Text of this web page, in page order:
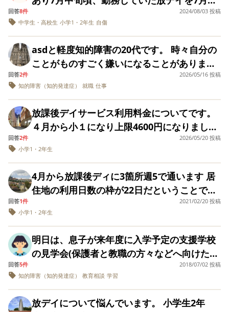
い、ということではあるのですが…） ただ、
家での学習を見ているとやはり本格的に学習
が始まってくると理解が難しい場面が増えて
くるのではないか？と感じることが多いで
す。 例：問題の文章の理解力、問題が変わっ
ても前の問題の問いを答えようとするなど…
この課題は放課後等デイサービスとは共有し
ており、フォローはいただいている状態です
が、ケース会議や訪問支援で学校の担任や通
級担当の先生と共有したほうがいいのか？そ
の場合行うタイミングは夏休み前？二学期が
ろ、あまりにも授業についていけなくなりそ
うな見立てであれば支援級も視野に入れたい
な…と思いそこ含めて学校と放課後デイとの
連携を取りたいと言う思いもあります。 もし
実際に同じように通級在籍で利用された方が
いらっしゃったら体験談をお聞きしたいなと
思います。
付いて行くのは負担が大きいとは伝えていま
すが、普通学級の為、宿題の量を減らす等の
は、公文の先生に言って、国語が算数かのど
ちらか一冊を一日にすることにしました。 私
も塾ではないのは重々承知しているのです
が、放課後等デイサービスの先生は宿題の見
直しをして下さらないものなのでしょうか。
私が見れたら一番なのですが、片親の為、遅
くまで働かなくてはいけないこともあり、帰
ってから見直し、長男に訂正させるとなった
らものすごく遅い時間、もしくは朝の慌ただ
しい時間になってしまい長男も嫌がるし、負
担になります。 その事をお伝えしたのです
が、勉強よりも大事なものがある、土台？か
れました。 それはそれで分かるのですが、せ
っかくした宿題をチェックしていただくのも
無理なのでしょうか。 クラスのみんなに付い
て行くのは難しくても、放課後等デイサービ
スでは勉強の面でのフォローは全くないもの
なのでしょうか。 土日も勉強だけでなくいろ
お子さんに伝えて欲しいとも言われました。
一時的には状況は落ち着いていたそうなので
すが、サッカー大会が近づくにつれまた状況
が悪化してしまい、嫌なことをされて言いた
くてもキレるから言えなかったそうです。 ま
た、昨日学校で珍しく宿題や筆記用具の忘れ
物をし、デイで気づいて先生に相談したとこ
自分でなんとかしなさいと言われ、放置され
たそうです。 さらに他害する子がキレて他の
子の首を絞める出来事も重なり、サッカー大
会も怖いから行かない、デイは一旦休むかや
めたいと言ってきました。 私はそのデイに不
信感も強く、早く辞めさせたいです。 ただ暫
く休みたいと昨夜連絡したところ、息子と二
人で話したいと言われ、泣きながら戻ってき
て休むのか辞めるか悩んでいます。 本人の気
持ちも大事にしたいし、でも改善の余地は無
い…どうしてあげたら、なんて声をかけたら
いいのか… また、スポーツ療育を採り入れて
区のため、もう次に向けて動いてもいいので
ないか？ ・家ではなんでも知ってた！言って
ないことにして！と教えてもらうことに抵抗
が許せば上記の感じのことを聞けたらと思っ
ていますが、ほかに確認すべきこと等ありま
すでしょうか？
あるので早く帰ってきてしまうと、ホントに
バタバタです💦 皆様のデイもこんなものです
か…？
だよ！」 「そこはちょっとおかしい施設だと
思う！」 そういったアドバイスをお願いしま
す。 【状況】 今年4月に小1になる発達障害
グレーゾーンの子供がいます。 ・通級を希望
しましたが、就学相談で通常級のみとの判断
がおり、入れませんでした。 ・3歳からの療
育先で放課後デイサービスを希望しました
が、抽選で落ちました。 ・今後は、当該施設
で実費で月1の放課後デイサービスを受けます
(受給者証の対象外)。 ・頻度が少ないので、
受給者証で週1回通える放課後デイサービスを
そいませんが、専門の知識のあるスタッフが
50分間みっちりと子供の療育を行う施設です
(放課後デイサービスも個別)。 【見学した放
課後デイサービス】 ・ほとんど学童。学校終
了後〜18:30まで預かって貰える。 ・子供の
人数が20人(見学時は4人)に対し大人5人(でも
見学時は3人) ・療育に関する専門知識のある
スタッフは1人もいない(教員免許2名のみ) ・
スタッフは、指導員というよりパートのおば
している ・自由時間の後、一応カリキュラム
で辞める事になりました。 子供たちにはある
程度伝えていたのですが。 1人私にベッタリ
伝えずにほかの先生に慣れていこうという話
になり、伝えずに先日、無事退職しました。
ですが、いきなり職場のLINEにて、「今来れ
ますか？Aくんがちょっと暴れてて。」との
事で、急いで職場に向かいました。 すると、
自傷行為をしながら他の子に危害を加えよう
とするAくんを必死に抑える先生、他の子を
必死に守る先生と…すごく大変な状態でし
た。 スタッフ曰く「〇〇(私)さんが辞めちゃ
ったってことを伝えてしまって…それで癇癪
起こしちゃって…」との事でした。 なるほ
ど〜…と思いつつAくんの方へ向かいとりあえ
あげました。 Aくんは、多分目の前が見えて
ない状況なので私と気づかなかったのか、噛
み付いてきたり、蹴られたりして、30分後に
やっと落ち着いてきたのか、泣きわめくばか
りでした。 私も体がボロボロ状態こっちも泣
きそうでした(汗)でも、Aくんが受け止められ
回答8件
2024/08/03 投稿
中学生・高校生 小学1・2年生 自傷
asdと軽度知的障害の20代です。 時々自分の
ことがものすごく嫌いになることがありま
に伝えられません。言おうとしても棒読みに
言われて当然かとか、嫌なことは言ってもい
いのかとか考えすぎたりしてしまいます。 ど
うしたら上手く伝えられるのか… 自分の学歴
などにもコンプレックスがあります。 特別支
援学校卒で本当は大学に行ってもっと勉強し
たい気持ちがありました。 でも、学力も微妙
で行きたいと言えば、親を困らせてしまうと
考えて卒業後は就職して働いたのですが、去
年仕事を辞めて就労移行支援に通い始めまし
た。 将来的には絵の仕事に就き、 いつかはお
金を貯めて、通信制高校に通って大学に行き
たいと考えているのですが 夢を追いかけるの
ておらずすみません。
回答2件
2026/05/16 投稿
知的障害（知的発達症）
就職 仕事
放課後デイサービス利用料金についてです。
４月から小１になり上限4600円になりまし
た。 今までは３箇所利用していても０円で明
細を貰うだけだったため、お金の流れがよく
業所Aから今日４月分の請求書を渡されまし
たが4600円未満(３回利用で約3300円)でし
た。 内容をなんとなく見る限りAのみの利用
料金のようですが、これは他の事業所BC(４
月は２箇所合わせて６回利用)とはやり取りさ
れていないということでしょうか？ それとも
他の事業所BC分は後日で残りの1300円を請求
されるのでしょうか？ おやつ台などはそれぞ
れの事業所でお支払いというのは聞いていま
すが、4600円を一体どこへ支払うのかわかり
回答2件
2026/05/20 投稿
小学1・2年生
4月から放課後ディに3箇所週5で通います 居
住地の利用日数の枠が22日だということでフ
んな感じなのでしょうか？ 今日見学に行った
利用料プラスおやつ代だそうですが それぞれ
の施設に別々に払って多く払った分後で市か
ら振り込まれるとか どんな感じになるのでし
ょうか？
回答1件
2021/02/20 投稿
小学1・2年生
明日は、息子が来年度に入学予定の支援学校
の見学会(保護者と教職の方々などへ向けたも
したが、いざとなるとどんなことを聞いたら
にお子さんを支援学校に通わせている方、見
回答5件
2018/07/02 投稿
知的障害（知的発達症）
教育相談 学習
放デイについて悩んでいます。 小学生2年